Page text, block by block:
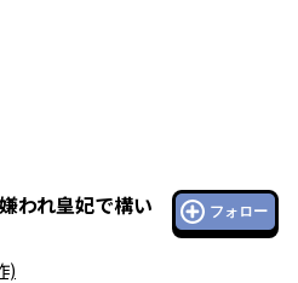
われ皇妃で構い
フォロー
)